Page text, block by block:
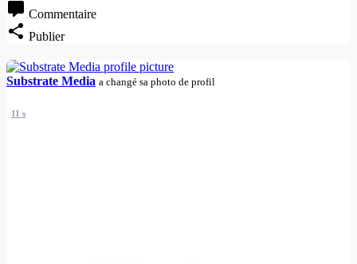
Commentaire
Publier
Substrate Media a changé sa photo de profil
11 s